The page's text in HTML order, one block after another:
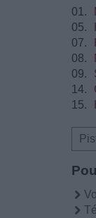
01.
05.
07.
08.
09.
14.
15.